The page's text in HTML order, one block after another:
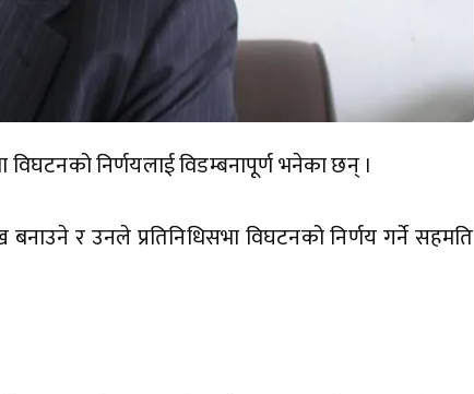
निर्णयलाई विडम्बनापूर्ण भनेका छन् ।
बनाउने र उनले प्रतिनिधिसभा विघटनको निर्णय गर्ने सहमति